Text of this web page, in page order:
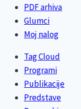
PDF arhiva
Glumci
Moj nalog
Tag Cloud
Programi
Publikacije
Predstave